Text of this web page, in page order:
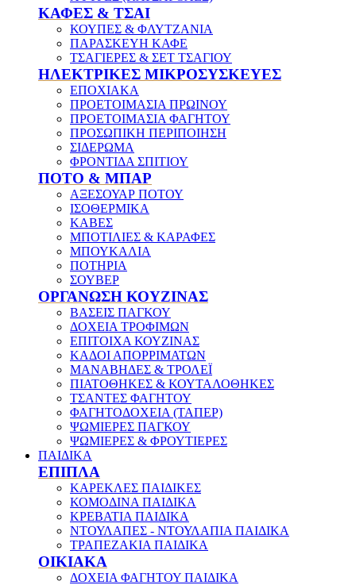
ΚΑΦΕΣ & ΤΣΑΙ
ΚΟΥΠΕΣ & ΦΛΥΤΖΑΝΙΑ
ΠΑΡΑΣΚΕΥΗ ΚΑΦΕ
ΤΣΑΓΙΕΡΕΣ & ΣΕΤ ΤΣΑΓΙΟΥ
ΗΛΕΚΤΡΙΚΕΣ ΜΙΚΡΟΣΥΣΚΕΥΕΣ
ΕΠΟΧΙΑΚΑ
ΠΡΟΕΤΟΙΜΑΣΙΑ ΠΡΩΙΝΟΥ
ΠΡΟΕΤΟΙΜΑΣΙΑ ΦΑΓΗΤΟΥ
ΠΡΟΣΩΠΙΚΗ ΠΕΡΙΠΟΙΗΣΗ
ΣΙΔΕΡΩΜΑ
ΦΡΟΝΤΙΔΑ ΣΠΙΤΙΟΥ
ΠΟΤΟ & ΜΠΑΡ
ΑΞΕΣΟΥΑΡ ΠΟΤΟΥ
ΙΣΟΘΕΡΜΙΚΑ
ΚΑΒΕΣ
ΜΠΟΤΙΛΙΕΣ & ΚΑΡΑΦΕΣ
ΜΠΟΥΚΑΛΙΑ
ΠΟΤΗΡΙΑ
ΣΟΥΒΕΡ
ΟΡΓΑΝΩΣΗ ΚΟΥΖΙΝΑΣ
ΒΑΣΕΙΣ ΠΑΓΚΟΥ
ΔΟΧΕΙΑ ΤΡΟΦΙΜΩΝ
ΕΠΙΤΟΙΧΑ ΚΟΥΖΙΝΑΣ
ΚΑΔΟΙ ΑΠΟΡΡΙΜΑΤΩΝ
ΜΑΝΑΒΗΔΕΣ & ΤΡΟΛΕΪ
ΠΙΑΤΟΘΗΚΕΣ & ΚΟΥΤΑΛΟΘΗΚΕΣ
ΤΣΑΝΤΕΣ ΦΑΓΗΤΟΥ
ΦΑΓΗΤΟΔΟΧΕΙΑ (ΤΑΠΕΡ)
ΨΩΜΙΕΡΕΣ ΠΑΓΚΟΥ
ΨΩΜΙΕΡΕΣ & ΦΡΟΥΤΙΕΡΕΣ
ΠΑΙΔΙΚΑ
ΕΠΙΠΛΑ
ΚΑΡΕΚΛΕΣ ΠΑΙΔΙΚΕΣ
ΚΟΜΟΔΙΝΑ ΠΑΙΔΙΚΑ
ΚΡΕΒΑΤΙΑ ΠΑΙΔΙΚΑ
ΝΤΟΥΛΑΠΕΣ - ΝΤΟΥΛΑΠΙΑ ΠΑΙΔΙΚΑ
ΤΡΑΠΕΖΑΚΙΑ ΠΑΙΔΙΚΑ
ΟΙΚΙΑΚΑ
ΔΟΧΕΙΑ ΦΑΓΗΤΟΥ ΠΑΙΔΙΚΑ